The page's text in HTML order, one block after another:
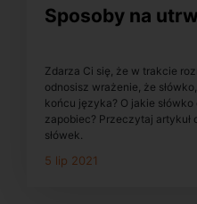
Sposoby na
Zdarza Ci się, że w trakcie
odnosisz wrażenie, że
końcu języka? O jakie
zapobiec? Przeczytaj artykuł
słówek.
5 lip 2021